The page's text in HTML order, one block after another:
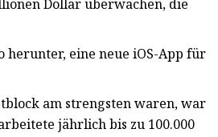
Dollar überwachen, die
eine neue iOS-App für
am strengsten waren, war
jährlich bis zu 100.000